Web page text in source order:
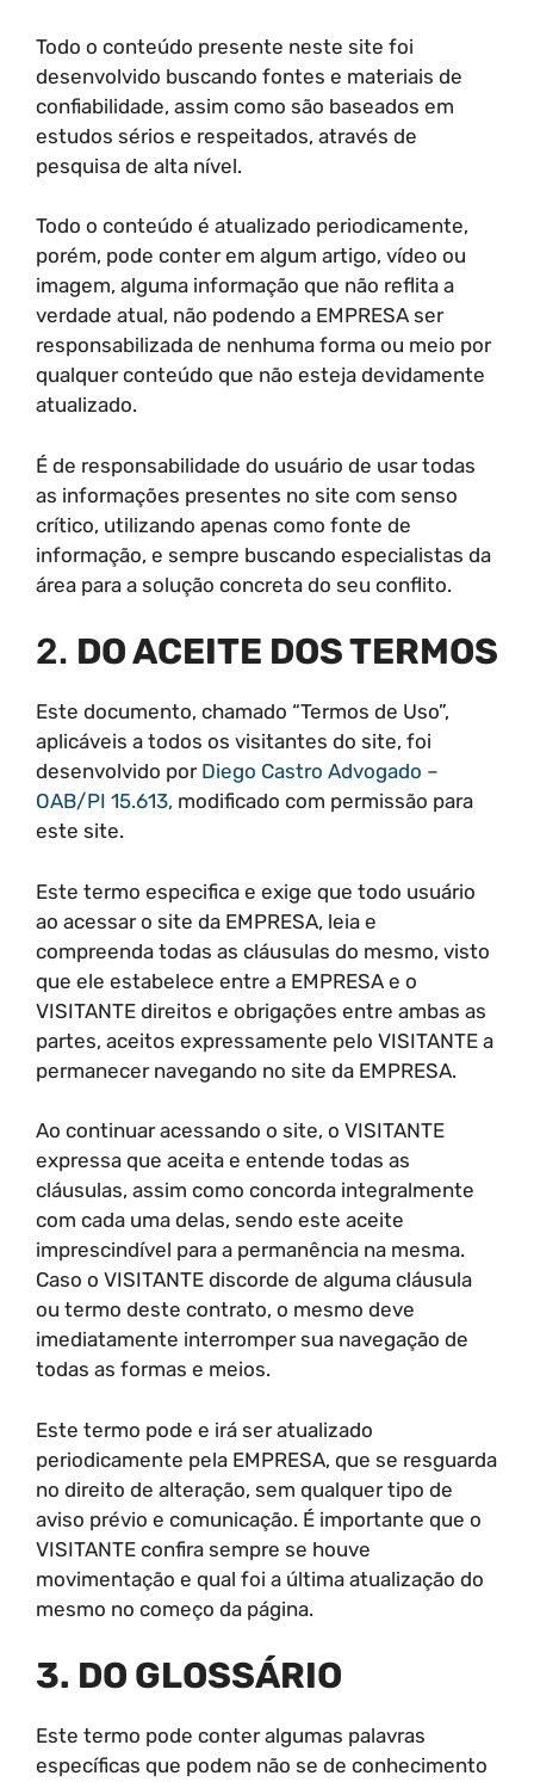
Todo o conteúdo presente neste site foi
desenvolvido buscando fontes e materiais de
confiabilidade, assim como são baseados em
estudos sérios e respeitados, através de
pesquisa de alta nível.
Todo o conteúdo é atualizado periodicamente,
porém, pode conter em algum artigo, vídeo ou
imagem, alguma informação que não reflita a
verdade atual, não podendo a EMPRESA ser
responsabilizada de nenhuma forma ou meio por
qualquer conteúdo que não esteja devidamente
atualizado.
É de responsabilidade do usuário de usar todas
as informações presentes no site com senso
crítico, utilizando apenas como fonte de
informação, e sempre buscando especialistas da
área para a solução concreta do seu conflito.
2. DO ACEITE DOS TERMOS
Este documento, chamado “Termos de Uso”,
aplicáveis a todos os visitantes do site, foi
desenvolvido por Diego Castro Advogado –
OAB/PI 15.613, modificado com permissão para
este site.
Este termo especifica e exige que todo usuário
ao acessar o site da EMPRESA, leia e
compreenda todas as cláusulas do mesmo, visto
que ele estabelece entre a EMPRESA e o
VISITANTE direitos e obrigações entre ambas as
partes, aceitos expressamente pelo VISITANTE a
permanecer navegando no site da EMPRESA.
Ao continuar acessando o site, o VISITANTE
expressa que aceita e entende todas as
cláusulas, assim como concorda integralmente
com cada uma delas, sendo este aceite
imprescindível para a permanência na mesma.
Caso o VISITANTE discorde de alguma cláusula
ou termo deste contrato, o mesmo deve
imediatamente interromper sua navegação de
todas as formas e meios.
Este termo pode e irá ser atualizado
periodicamente pela EMPRESA, que se resguarda
no direito de alteração, sem qualquer tipo de
aviso prévio e comunicação. É importante que o
VISITANTE confira sempre se houve
movimentação e qual foi a última atualização do
mesmo no começo da página.
3. DO GLOSSÁRIO
Este termo pode conter algumas palavras
específicas que podem não se de conhecimento